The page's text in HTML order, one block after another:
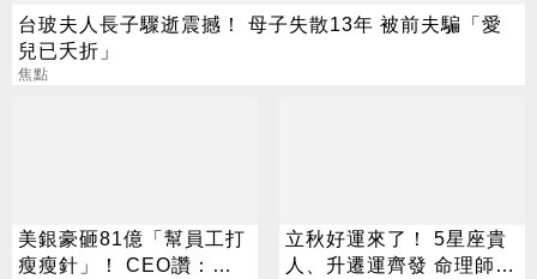
台玻夫人長子驟逝震撼！ 母子失散13年 被前夫騙「愛
兒已夭折」
焦點
美銀豪砸81億「幫員工打
瘦瘦針」！ CEO讚：一
立秋好運來了！ 5星座貴
人、升遷運齊發 命理師：